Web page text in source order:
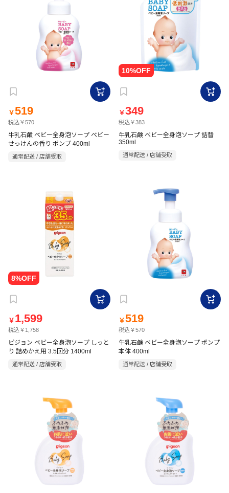
￥519
税込￥570
牛乳石鹸 ベビー全身泡ソープ ベビー
せっけんの香り ポンプ 400ml
通常配送 / 店舗受取
￥349
税込￥383
牛乳石鹸 ベビー全身泡ソープ 詰替
350ml
通常配送 / 店舗受取
￥ 1,599
税込￥1,758
ピジョン ベビー全身泡ソープ しっと
り 詰めかえ用 3.5回分 1400ml
通常配送 / 店舗受取
￥519
税込￥570
牛乳石鹸 ベビー全身泡ソープ ポンプ
本体 400ml
通常配送 / 店舗受取